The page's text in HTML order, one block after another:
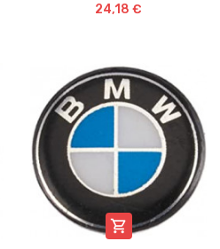
24,18 €
